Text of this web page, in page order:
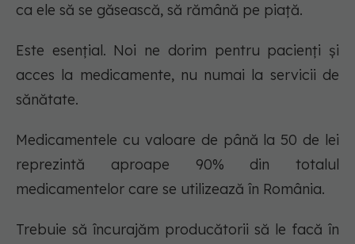
ca ele să se găsească, să rămână pe piață.
Este esențial. Noi ne dorim pentru pacienți și
acces la medicamente, nu numai la servicii de
sănătate.
Medicamentele cu valoare de până la 50 de lei
reprezintă aproape 90% din totalul
medicamentelor care se utilizează în România.
Trebuie să încurajăm producătorii să le facă în